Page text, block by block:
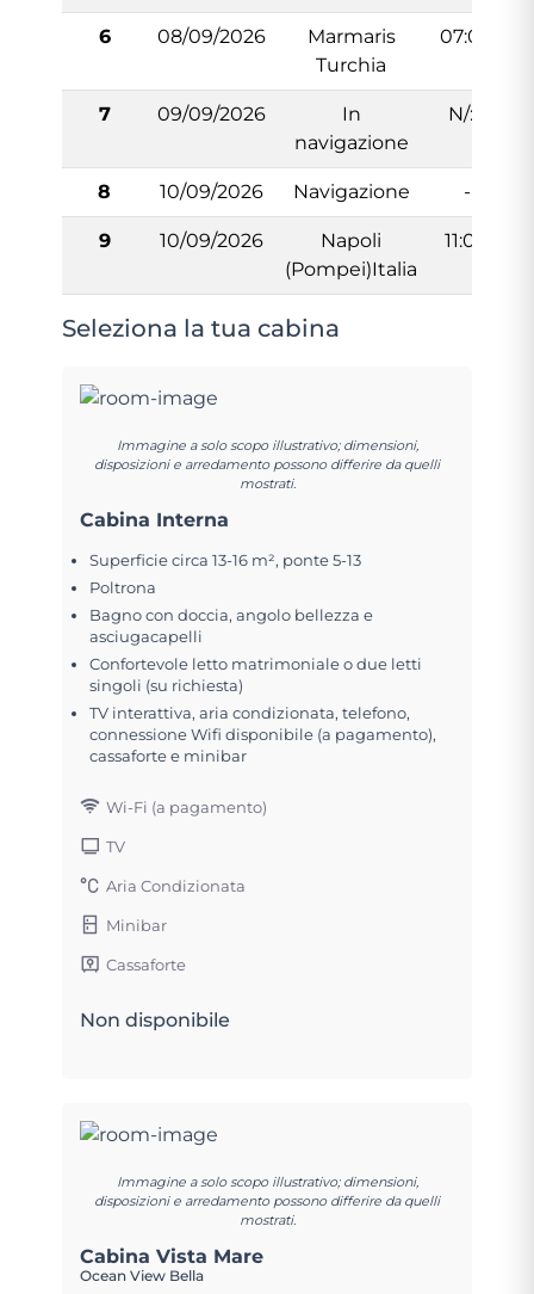
6 08/09/2026
Marmaris
Turchia
07:00
7 09/09/2026
In
navigazione
N/:A
8 10/09/2026 Navigazione -
9 10/09/2026
Napoli
(Pompei)Italia
11:00
Seleziona la tua cabina
Immagine a solo scopo illustrativo; dimensioni,
disposizioni e arredamento possono differire da quelli
mostrati.
Cabina Interna
Superficie circa 13-16 m², ponte 5-13
Poltrona
Bagno con doccia, angolo bellezza e
asciugacapelli
Confortevole letto matrimoniale o due letti
singoli (su richiesta)
TV interattiva, aria condizionata, telefono,
connessione Wifi disponibile (a pagamento),
cassaforte e minibar
Wi-Fi (a pagamento)
TV
Aria Condizionata
Minibar
Cassaforte
Non disponibile
Immagine a solo scopo illustrativo; dimensioni,
disposizioni e arredamento possono differire da quelli
mostrati.
Cabina Vista Mare
Ocean View Bella